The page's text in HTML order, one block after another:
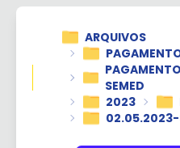
ARQUIVOS
SEMED
2023
02.05.2023-